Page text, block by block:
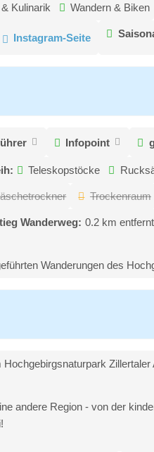
Kulinarik Wandern & Biken
Instagram-Seite
Infopoint
Teleskopstöcke
Trockenraum
Wanderweg: 0.2 km entfernt
Wanderungen des
Zillertaler
andere Region - von der